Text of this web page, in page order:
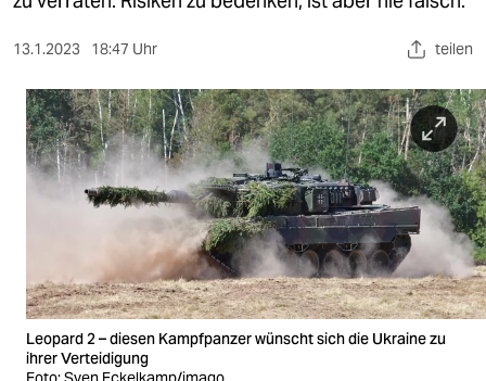
berlin
nord
wahrheit
verlag
veranstaltungen
shop
fragen & hilfe
13.1.2023 18:47 Uhr teilen
Leopard 2 – diesen Kampfpanzer wünscht sich die Ukraine zu
ihrer Verteidigung